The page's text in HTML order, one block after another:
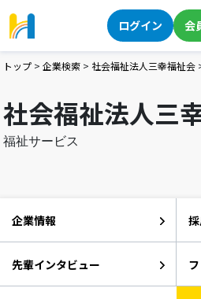
ログイン 会
トップ > 企業検索 > 社会福祉法人三幸福祉会
社会福祉法人三
福祉サービス
企業情報
先輩インタビュー